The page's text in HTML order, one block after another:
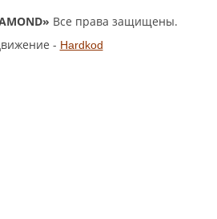
Все права защищены.
- Hardkod